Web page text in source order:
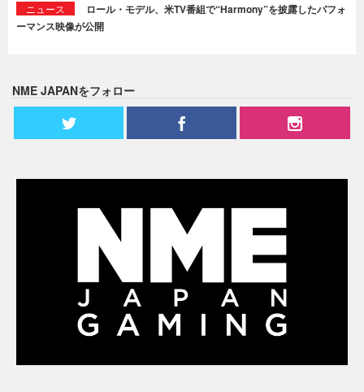
ニュース
ロール・モデル、米TV番組で“Harmony”を披露したパフォ
ーマンス映像が公開
NME JAPANをフォロー